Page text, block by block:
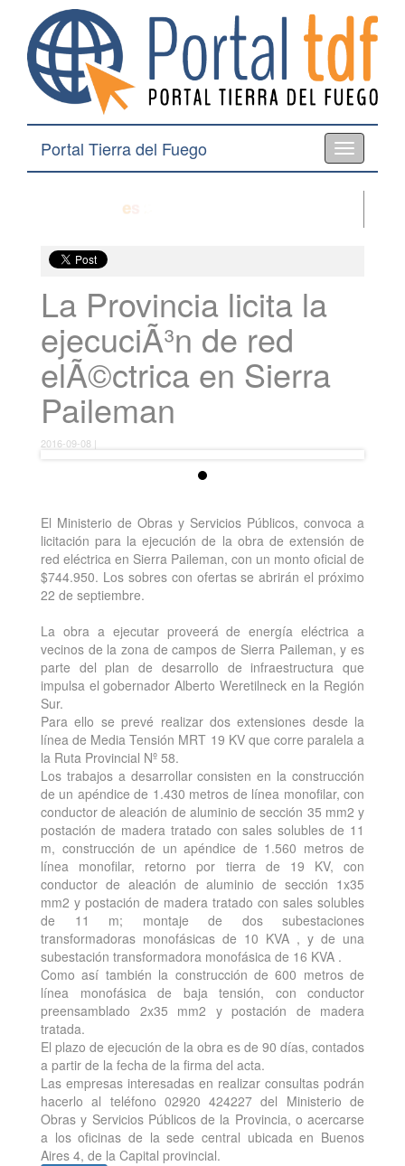
Toggle
navigation
Portal Tierra del Fuego
La Provincia licita la
ejecuciÃ³n de red
elÃ©ctrica en Sierra
Paileman
2016-09-08 |
El Ministerio de Obras y Servicios Públicos, convoca a
licitación para la ejecución de la obra de extensión de
red eléctrica en Sierra Paileman, con un monto oficial de
$744.950. Los sobres con ofertas se abrirán el próximo
22 de septiembre.
La obra a ejecutar proveerá de energía eléctrica a
vecinos de la zona de campos de Sierra Paileman, y es
parte del plan de desarrollo de infraestructura que
impulsa el gobernador Alberto Weretilneck en la Región
Sur.
Para ello se prevé realizar dos extensiones desde la
línea de Media Tensión MRT 19 KV que corre paralela a
la Ruta Provincial Nº 58.
Los trabajos a desarrollar consisten en la construcción
de un apéndice de 1.430 metros de línea monofilar, con
conductor de aleación de aluminio de sección 35 mm2 y
postación de madera tratado con sales solubles de 11
m, construcción de un apéndice de 1.560 metros de
línea monofilar, retorno por tierra de 19 KV, con
conductor de aleación de aluminio de sección 1x35
mm2 y postación de madera tratado con sales solubles
de 11 m; montaje de dos subestaciones
transformadoras monofásicas de 10 KVA , y de una
subestación transformadora monofásica de 16 KVA .
Como así también la construcción de 600 metros de
línea monofásica de baja tensión, con conductor
preensamblado 2x35 mm2 y postación de madera
tratada.
El plazo de ejecución de la obra es de 90 días, contados
a partir de la fecha de la firma del acta.
Las empresas interesadas en realizar consultas podrán
hacerlo al teléfono 02920 424227 del Ministerio de
Obras y Servicios Públicos de la Provincia, o acercarse
a los oficinas de la sede central ubicada en Buenos
Aires 4, de la Capital provincial.